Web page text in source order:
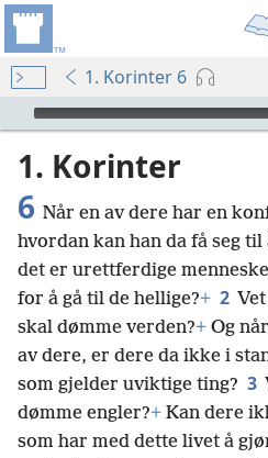
1. Korinter 6
Audio Player
1. Korinter
6 Når en av dere har en
hvordan kan han da få seg
det er urettferdige
for å gå til de hellige?+ 2
skal dømme verden?+ Og
av dere, er dere da ikke i
som gjelder uviktige ting? 3
dømme engler?+ Kan dere
som har med dette livet å